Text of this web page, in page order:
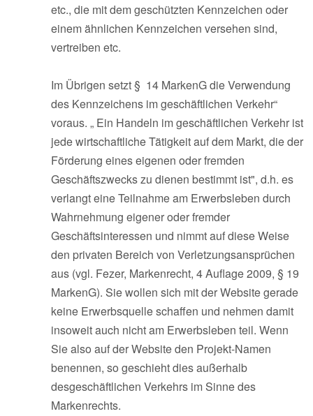
etc., die mit dem geschützten Kennzeichen oder
einem ähnlichen Kennzeichen versehen sind,
vertreiben etc.
Im Übrigen setzt § 14 MarkenG die Verwendung
des Kennzeichens im geschäftlichen Verkehr“
voraus. „ Ein Handeln im geschäftlichen Verkehr ist
jede wirtschaftliche Tätigkeit auf dem Markt, die der
Förderung eines eigenen oder fremden
Geschäftszwecks zu dienen bestimmt ist", d.h. es
verlangt eine Teilnahme am Erwerbsleben durch
Wahrnehmung eigener oder fremder
Geschäftsinteressen und nimmt auf diese Weise
den privaten Bereich von Verletzungsansprüchen
aus (vgl. Fezer, Markenrecht, 4 Auflage 2009, § 19
MarkenG). Sie wollen sich mit der Website gerade
keine Erwerbsquelle schaffen und nehmen damit
insoweit auch nicht am Erwerbsleben teil. Wenn
Sie also auf der Website den Projekt-Namen
benennen, so geschieht dies außerhalb
desgeschäftlichen Verkehrs im Sinne des
Markenrechts.